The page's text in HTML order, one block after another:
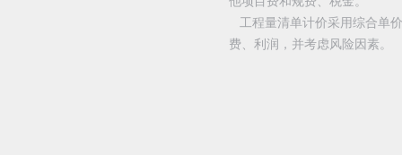
工程量清单计价采用综合单
费、利润，并考虑风险因素。